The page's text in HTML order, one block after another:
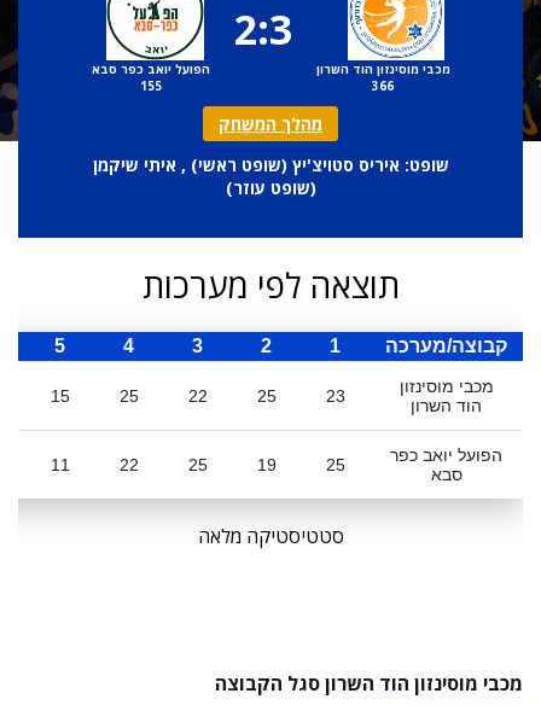
מכבי מוסינזון הוד השרון
366
2:3
הפועל יואב כפר סבא
155
מהלך המשחק
שופט: איריס סטויצ'יץ (שופט ראשי) , איתי שיקמן
(שופט עוזר)
תוצאה לפי מערכות
קבוצה/מערכה 1
2
3
4
5
מכבי מוסינזון
הוד השרון
23
25
22
25
15
הפועל יואב כפר
סבא
25
19
25
22
11
סטטיסטיקה מלאה
מכבי מוסינזון הוד השרון סגל הקבוצה